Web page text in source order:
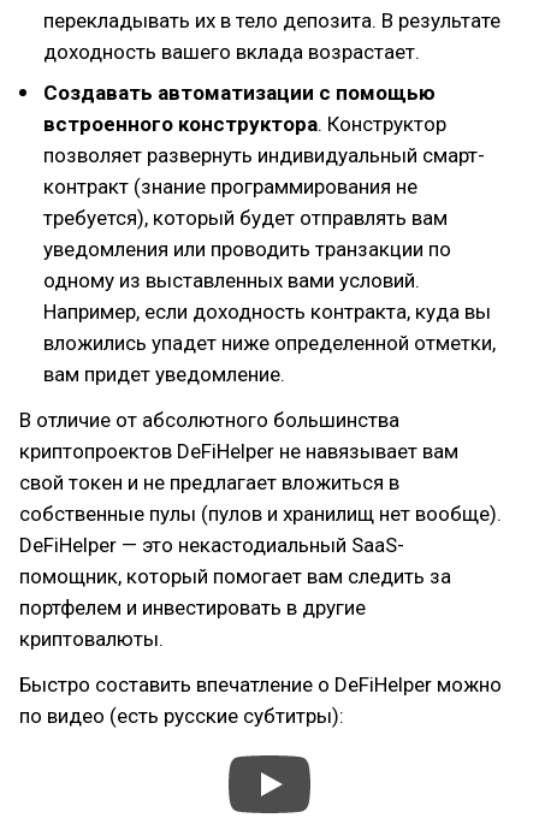
перекладывать их в тело депозита. В результате
доходность вашего вклада возрастает.
Создавать автоматизации с помощью
встроенного конструктора. Конструктор
позволяет развернуть индивидуальный смарт-
контракт (знание программирования не
требуется), который будет отправлять вам
уведомления или проводить транзакции по
одному из выставленных вами условий.
Например, если доходность контракта, куда вы
вложились упадет ниже определенной отметки,
вам придет уведомление.
В отличие от абсолютного большинства
криптопроектов DeFiHelper не навязывает вам
свой токен и не предлагает вложиться в
собственные пулы (пулов и хранилищ нет вообще).
DeFiHelper — это некастодиальный SaaS-
помощник, который помогает вам следить за
портфелем и инвестировать в другие
криптовалюты.
Быстро составить впечатление о DeFiHelper можно
по видео (есть русские субтитры):